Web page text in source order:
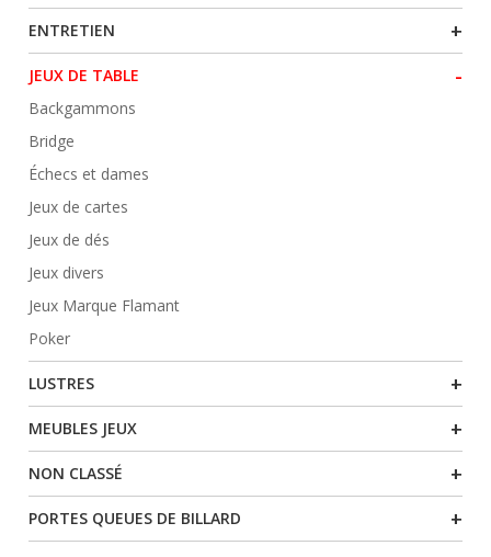
ENTRETIEN +
JEUX DE TABLE -
Backgammons
Bridge
Échecs et dames
Jeux de cartes
Jeux de dés
Jeux divers
Jeux Marque Flamant
Poker
LUSTRES +
MEUBLES JEUX +
NON CLASSÉ +
PORTES QUEUES DE BILLARD +